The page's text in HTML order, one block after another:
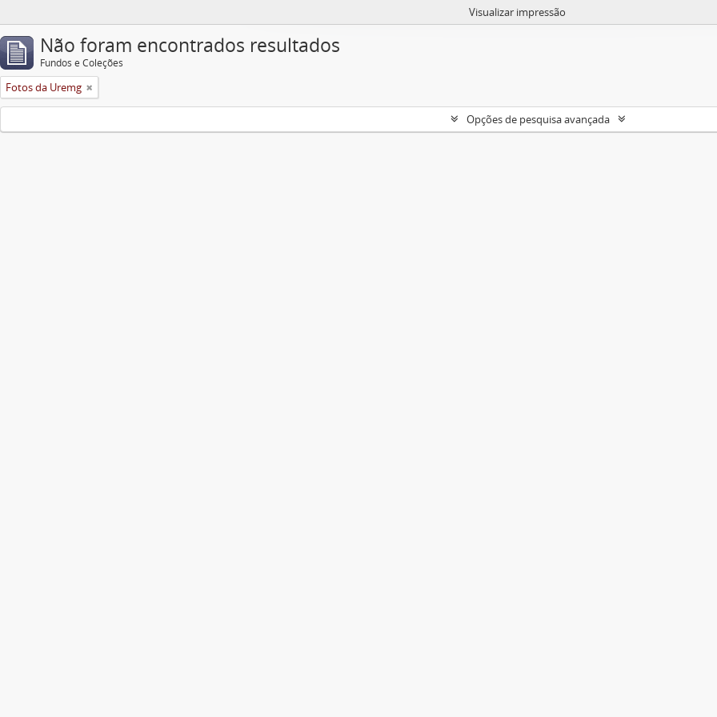
Visualizar impressão
Não foram encontrados resultados
Fundos e Coleções
Fotos da Uremg
Opções de pesquisa avançada